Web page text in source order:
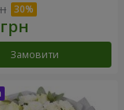
Замовити